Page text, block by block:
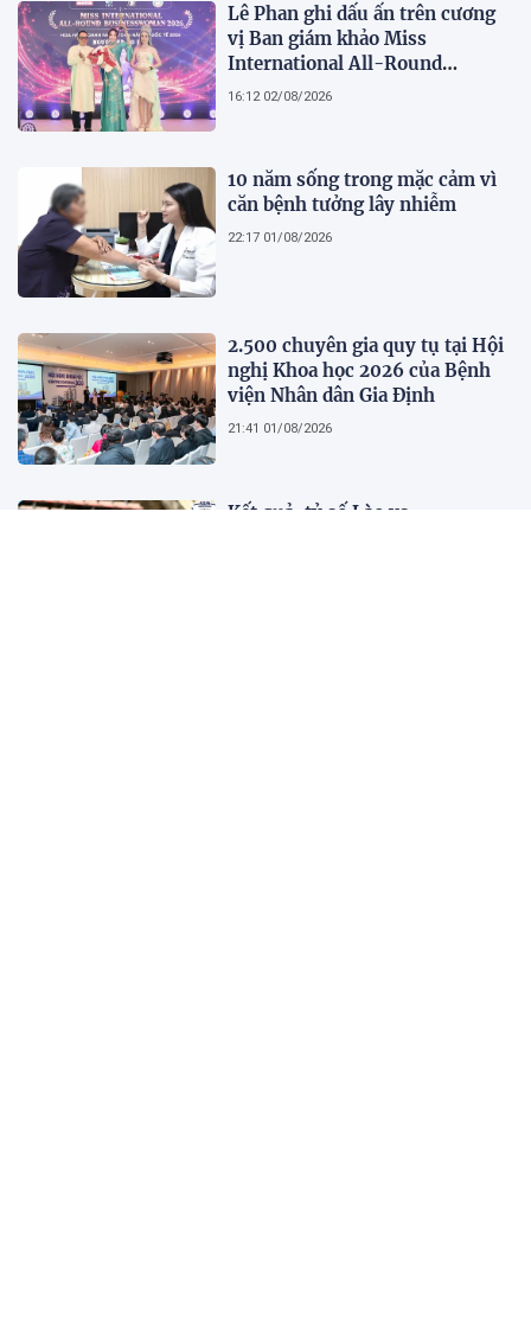
Lê Phan ghi dấu ấn trên cương
vị Ban giám khảo Miss
International All-Round
Businesswoman 2026: Thanh
16:12 02/08/2026
10 năm sống trong mặc cảm vì
căn bệnh tưởng lây nhiễm
22:17 01/08/2026
2.500 chuyên gia quy tụ tại Hội
nghị Khoa học 2026 của Bệnh
viện Nhân dân Gia Định
21:41 01/08/2026
Kết quả, tỷ số Lào vs